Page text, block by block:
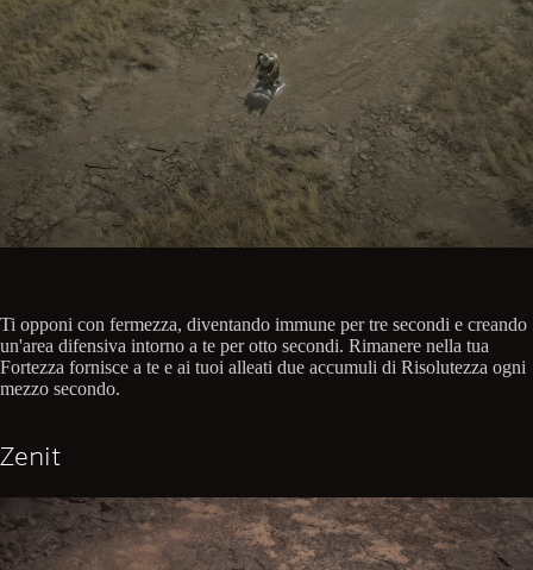
Ti opponi con fermezza, diventando immune per tre secondi e creando
un'area difensiva intorno a te per otto secondi. Rimanere nella tua
Fortezza fornisce a te e ai tuoi alleati due accumuli di Risolutezza ogni
mezzo secondo.
Zenit